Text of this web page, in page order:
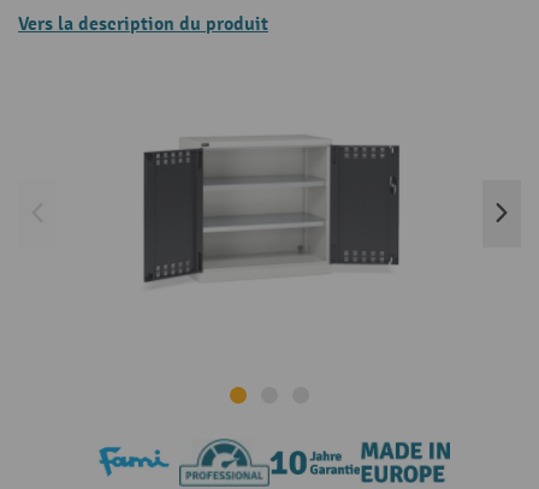
Vers la description du produit